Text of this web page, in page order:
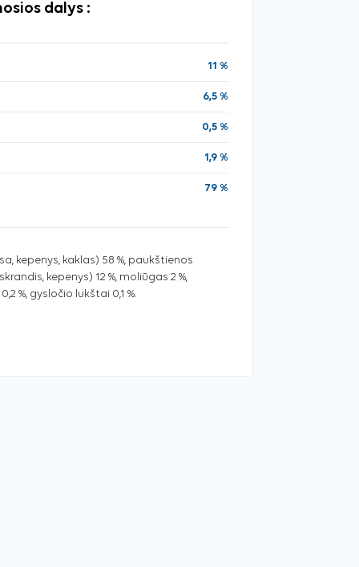
dalys :
11 %
6,5 %
0,5 %
1,9 %
79 %
kepenys, kaklas) 58 %, paukštienos
kepenys) 12 %, moliūgas 2 %,
%, gysločio lukštai 0,1 %.